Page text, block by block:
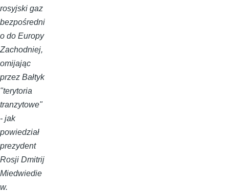
rosyjski gaz
bezpośredni
o do Europy
Zachodniej,
omijając
przez Bałtyk
"terytoria
tranzytowe"
- jak
powiedział
prezydent
Rosji Dmitrij
Miedwiedie
w.